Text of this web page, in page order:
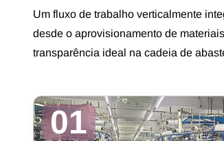
Um fluxo de trabalho verticalmente
desde o aprovisionamento de
transparência ideal na cadeia de
01